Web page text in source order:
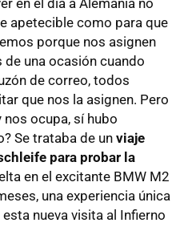
apetecible como para que
porque nos asignen
de una ocasión cuando
de correo, todos
que nos la asignen. Pero
nos ocupa, sí hubo
Se trataba de un viaje
para probar la
en el excitante BMW M2
una experiencia única
nueva visita al Infierno